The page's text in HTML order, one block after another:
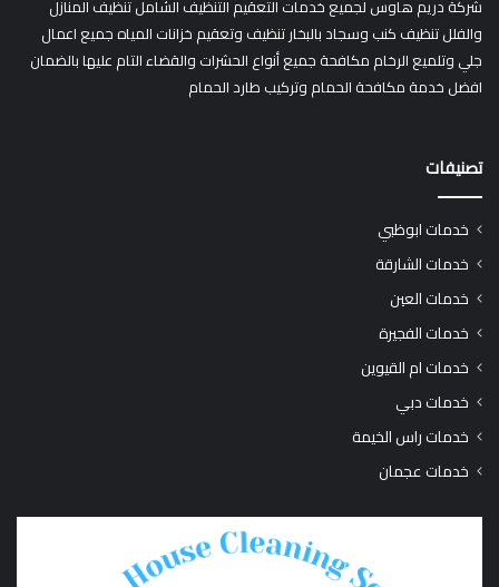
شركة دريم هاوس لجميع خدمات التعقيم التنظيف الشامل تنظيف المنازل
والفلل تنظيف كنب وسجاد بالبخار تنظيف وتعقيم خزانات المياه جميع اعمال
جلي وتلميع الرخام مكافحة جميع أنواع الحشرات والقضاء التام عليها بالضمان
افضل خدمة مكافحة الحمام وتركيب طارد الحمام
تصنيفات
خدمات ابوظبي
خدمات الشارقة
خدمات العين
خدمات الفجيرة
خدمات ام القيوين
خدمات دبي
خدمات راس الخيمة
خدمات عجمان